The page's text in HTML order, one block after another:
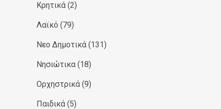
Κρητικά (2)
Λαϊκό (79)
Νεο Δημοτικά (131)
Νησιώτικα (18)
Ορχηστρικά (9)
Παιδικά (5)